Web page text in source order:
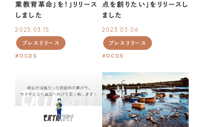
CoLoRs/ITEMs
CoLoRsとは
03. 寄附企業紹介
04.感謝状贈呈式
業教育革命」を！」リリース
しました
2023.03.15
プレスリリース
OCOS
点を創りたい」をリリースし
ました
2023.03.06
プレスリリース
OCOS